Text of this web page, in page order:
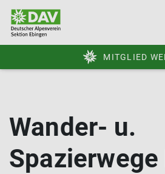
MITGLIED
Wander- u.